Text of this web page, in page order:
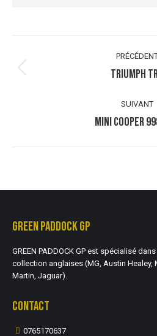
ALBUM
:
TRIUMPH
SUIVANT
MINI COOPER
GREEN PADDOCK GP
GREEN PADDOCK GP est spécialisé
collection anglaises (MG, Austin Healey,
Martin, Jaguar).
CONTACT
0765170637